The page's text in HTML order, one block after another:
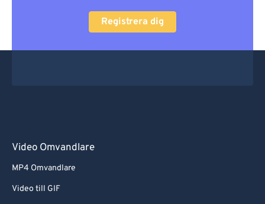
Registrera dig
Video Omvandlare
MP4 Omvandlare
Video till GIF